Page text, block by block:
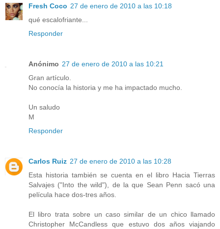
Fresh Coco 27 de enero de 2010 a las 10:18
qué escalofriante...
Responder
Anónimo 27 de enero de 2010 a las 10:21
Gran artículo.
No conocía la historia y me ha impactado mucho.
Un saludo
M
Responder
Carlos Ruiz 27 de enero de 2010 a las 10:28
Esta historia también se cuenta en el libro Hacia Tierras
Salvajes ("Into the wild"), de la que Sean Penn sacó una
película hace dos-tres años.
El libro trata sobre un caso similar de un chico llamado
Christopher McCandless que estuvo dos años viajando